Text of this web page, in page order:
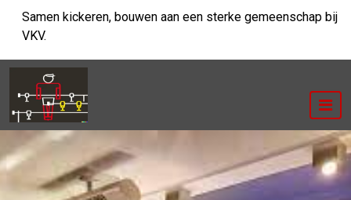
naar
inhoud
Samen kickeren, bouwen aan een sterke gemeenschap bij
VKV.